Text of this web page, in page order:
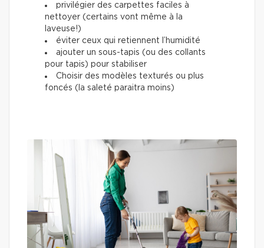
privilégier des carpettes faciles à
nettoyer (certains vont même à la
laveuse!)
éviter ceux qui retiennent l’humidité
ajouter un sous-tapis (ou des collants
pour tapis) pour stabiliser
Choisir des modèles texturés ou plus
foncés (la saleté paraitra moins)